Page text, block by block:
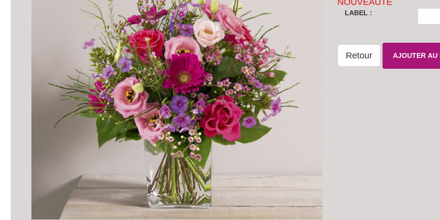
LABEL :
Retour AJOUTER AU